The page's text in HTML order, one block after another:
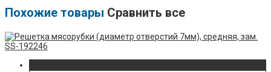
Похожие товары Сравнить все